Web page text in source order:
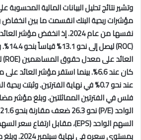
وتشير نتائج تحليل البيانات المالية
مؤشرات ربحية البنك انقسمت ما بين انخفاض
نفسها من عام 2024. إذ انخفض
(‏
ROC
‏)
العائد على معدل حقوق المساهمين (‏ROE
كان عند 6.6%. بينما استقر مؤشر العائد على معدل الموجودات ‏‏(‏
عند نحو 0.7% في نهاية الفترتين. وثبتت ربحية السهم (
فلس في الفترتين المماثلتين. وبلغ مؤشر
الواحد (P/E
السهم الواحد (EPS
بمستوى